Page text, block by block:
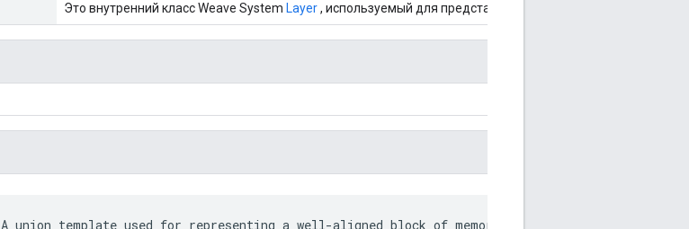
Это внутренний класс Weave System Layer, используемый для представления работающего
A union template used for representing a well-aligned block of memory.